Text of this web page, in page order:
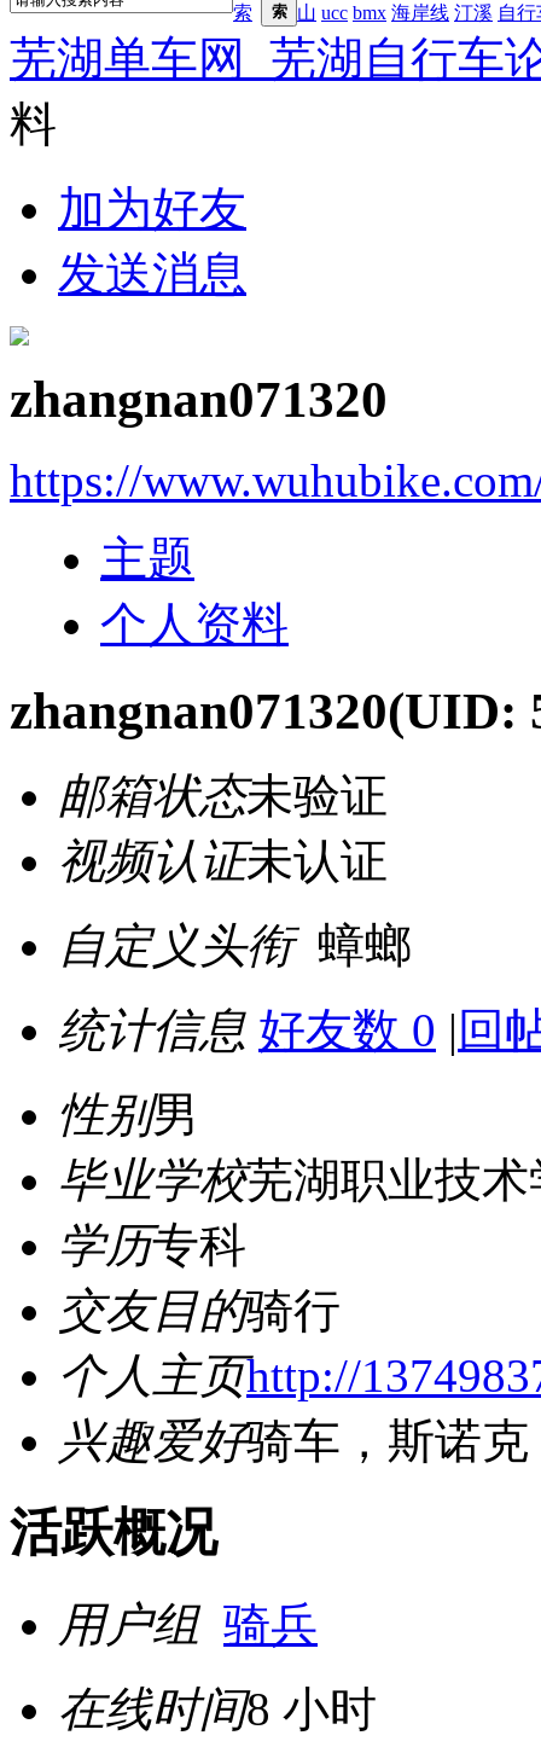
索
索
山 ucc bmx 海岸线 汀溪 自
芜湖单车网_芜湖自行车
料
加为好友
发送消息
zhangnan071320
https://
主题
个人资料
zhangnan071320(UID:
邮箱状态未验证
视频认证未认证
自定义头衔 蟑螂
统计信息 好友数 0 | 回
性别男
毕业学校芜湖职业技术
学历专科
交友目的骑行
个人主页http://
兴趣爱好骑车，斯诺
活跃概况
用户组 骑兵
在线时间8 小时